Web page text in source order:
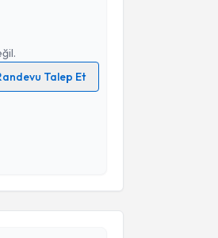
Talep Et
için bir takvim